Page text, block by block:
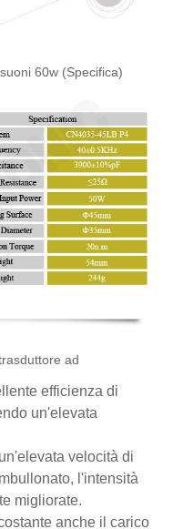
60w (Specifica)
ad
efficienza di
un'elevata
velocità di
l'intensità
migliorate.
anche il carico